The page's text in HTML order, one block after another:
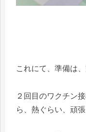
これにて、準備は、
２回目のワクチン
ら、熱ぐらい、頑張